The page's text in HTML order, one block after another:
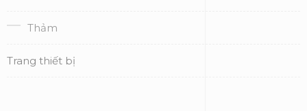
Thảm
Trang thiết bị